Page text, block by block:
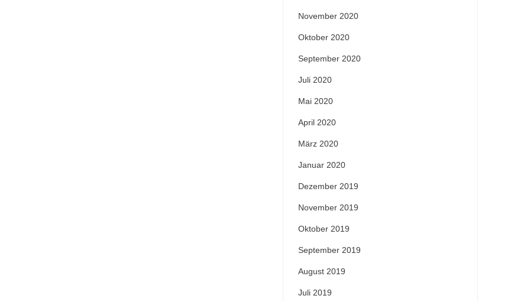
November 2020
Oktober 2020
September 2020
Juli 2020
Mai 2020
April 2020
März 2020
Januar 2020
Dezember 2019
November 2019
Oktober 2019
September 2019
August 2019
Juli 2019